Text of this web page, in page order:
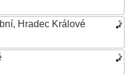
Hradec Králové